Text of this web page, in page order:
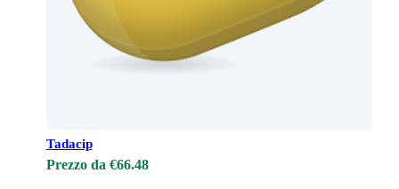
Tadacip
Prezzo da €66.48